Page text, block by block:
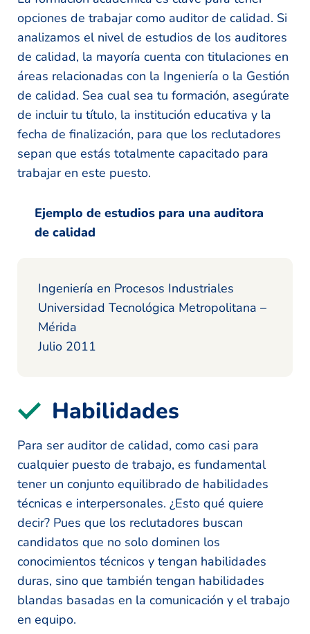
opciones de trabajar como auditor de calidad. Si
analizamos el nivel de estudios de los auditores
de calidad, la mayoría cuenta con titulaciones en
áreas relacionadas con la Ingeniería o la Gestión
de calidad. Sea cual sea tu formación, asegúrate
de incluir tu título, la institución educativa y la
fecha de finalización, para que los reclutadores
sepan que estás totalmente capacitado para
trabajar en este puesto.
Ejemplo de estudios para una auditora
de calidad
Ingeniería en Procesos Industriales
Universidad Tecnológica Metropolitana –
Mérida
Julio 2011
Habilidades
Para ser auditor de calidad, como casi para
cualquier puesto de trabajo, es fundamental
tener un conjunto equilibrado de habilidades
técnicas e interpersonales. ¿Esto qué quiere
decir? Pues que los reclutadores buscan
candidatos que no solo dominen los
conocimientos técnicos y tengan habilidades
duras, sino que también tengan habilidades
blandas basadas en la comunicación y el trabajo
en equipo.